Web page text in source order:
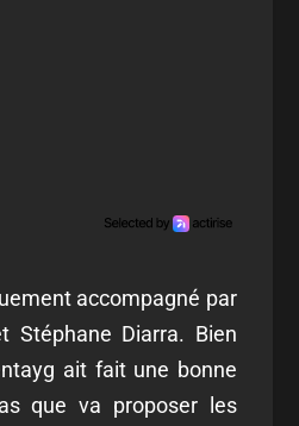
accompagné par
Stéphane Diarra. Bien
ait fait une bonne
que va proposer les